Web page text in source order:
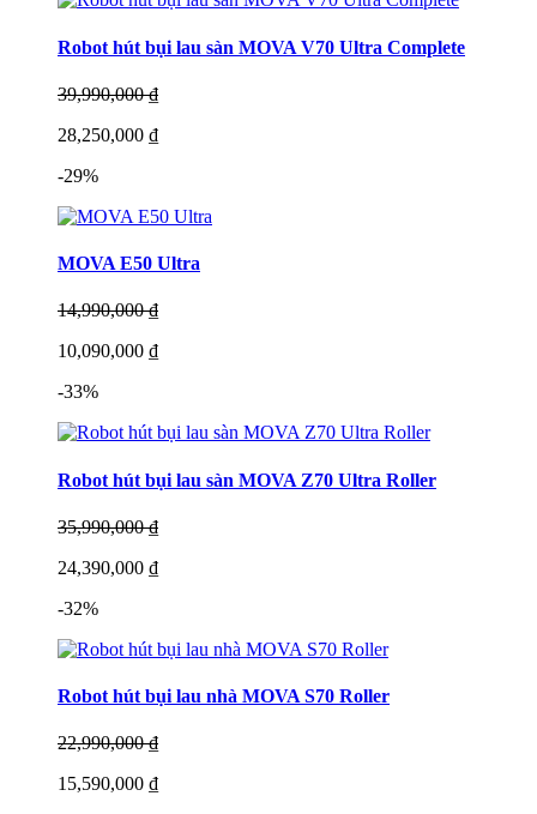
Robot hút bụi lau sàn MOVA V70 Ultra Complete
39,990,000 ₫
28,250,000 ₫
-29%
MOVA E50 Ultra
14,990,000 ₫
10,090,000 ₫
-33%
Robot hút bụi lau sàn MOVA Z70 Ultra Roller
35,990,000 ₫
24,390,000 ₫
-32%
Robot hút bụi lau nhà MOVA S70 Roller
22,990,000 ₫
15,590,000 ₫